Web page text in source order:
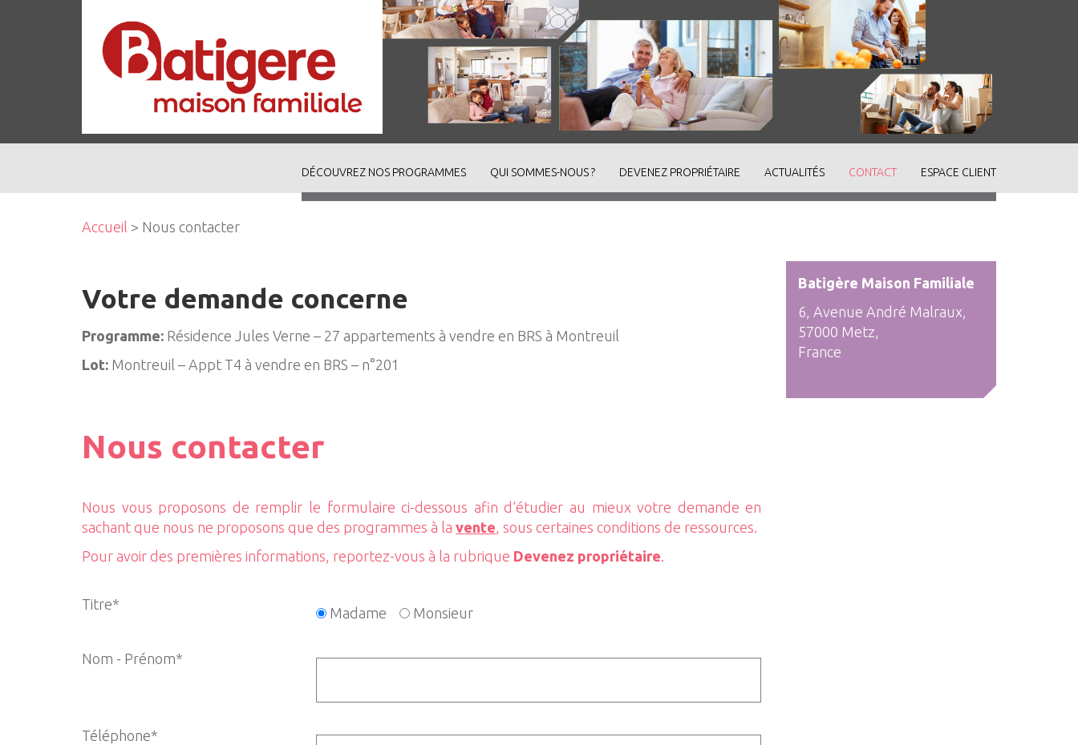
DÉCOUVREZ NOS PROGRAMMES QUI SOMMES-NOUS ? DEVENEZ PROPRIÉTAIRE ACTUALITÉS CONTACT ESPACE CLIENT
Accueil > Nous contacter
Votre demande concerne
Programme: Résidence Jules Verne – 27 appartements à vendre en BRS à Montreuil
Lot: Montreuil – Appt T4 à vendre en BRS – n°201
Nous contacter
Nous vous proposons de remplir le formulaire ci-dessous afin d’étudier au mieux votre demande en
sachant que nous ne proposons que des programmes à la vente, sous certaines conditions de ressources.
Pour avoir des premières informations, reportez-vous à la rubrique Devenez propriétaire.
Titre*
Madame Monsieur
Nom - Prénom*
Téléphone*
Batigère Maison Familiale
6, Avenue André Malraux,
57000 Metz,
France